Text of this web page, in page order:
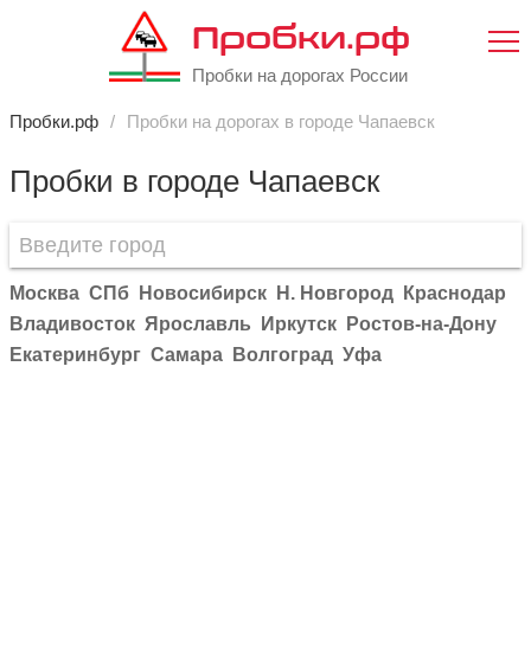
Пробки.рф
Пробки на дорогах России
Пробки.рф Пробки на дорогах в городе Чапаевск
Пробки в городе Чапаевск
Москва СПб Новосибирск Н. Новгород
Краснодар
Владивосток Ярославль Иркутск
Ростов-на-Дону
Екатеринбург Самара Волгоград Уфа